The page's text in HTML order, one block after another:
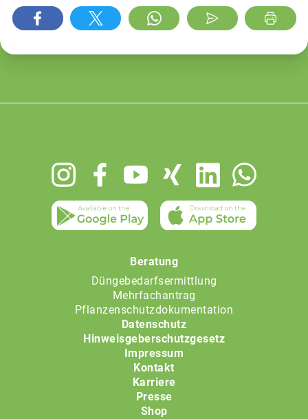
Beratung
Düngebedarfsermittlung
Mehrfachantrag
Pflanzenschutzdokumentation
Datenschutz
Hinweisgeberschutzgesetz
Impressum
Kontakt
Karriere
Presse
Shop